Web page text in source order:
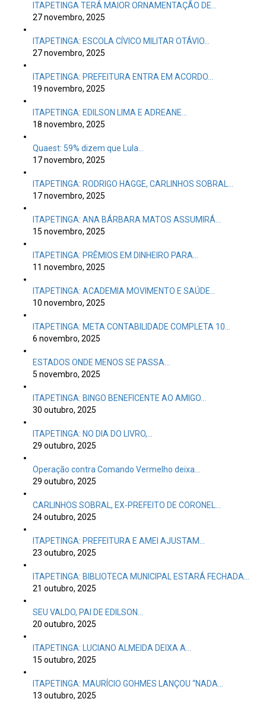
ITAPETINGA TERÁ MAIOR ORNAMENTAÇÃO DE…
27 novembro, 2025
ITAPETINGA: ESCOLA CÍVICO MILITAR OTÁVIO…
27 novembro, 2025
ITAPETINGA: PREFEITURA ENTRA EM ACORDO…
19 novembro, 2025
ITAPETINGA: EDILSON LIMA E ADREANE…
18 novembro, 2025
Quaest: 59% dizem que Lula…
17 novembro, 2025
ITAPETINGA: RODRIGO HAGGE, CARLINHOS SOBRAL…
17 novembro, 2025
ITAPETINGA: ANA BÁRBARA MATOS ASSUMIRÁ…
15 novembro, 2025
ITAPETINGA: PRÊMIOS EM DINHEIRO PARA…
11 novembro, 2025
ITAPETINGA: ACADEMIA MOVIMENTO E SAÚDE…
10 novembro, 2025
ITAPETINGA: META CONTABILIDADE COMPLETA 10…
6 novembro, 2025
ESTADOS ONDE MENOS SE PASSA…
5 novembro, 2025
ITAPETINGA: BINGO BENEFICENTE AO AMIGO…
30 outubro, 2025
ITAPETINGA: NO DIA DO LIVRO,…
29 outubro, 2025
Operação contra Comando Vermelho deixa…
29 outubro, 2025
CARLINHOS SOBRAL, EX-PREFEITO DE CORONEL…
24 outubro, 2025
ITAPETINGA: PREFEITURA E AMEI AJUSTAM…
23 outubro, 2025
ITAPETINGA: BIBLIOTECA MUNICIPAL ESTARÁ FECHADA…
21 outubro, 2025
SEU VALDO, PAI DE EDILSON…
20 outubro, 2025
ITAPETINGA: LUCIANO ALMEIDA DEIXA A…
15 outubro, 2025
ITAPETINGA: MAURÍCIO GOHMES LANÇOU “NADA…
13 outubro, 2025